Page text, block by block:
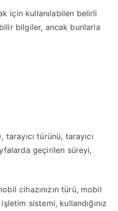
için kullanılabilen belirli
bilgiler, ancak bunlarla
türünü, tarayıcı
geçirilen süreyi,
cihazınızın türü, mobil
sistemi, kullandığınız